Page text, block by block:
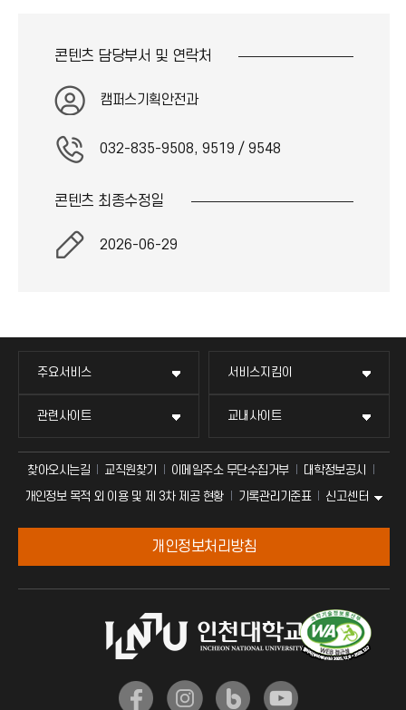
콘텐츠 담당부서 및 연락처
캠퍼스기획안전과
032-835-9508, 9519 / 9548
콘텐츠 최종수정일
2026-06-29
주요서비스 서비스지킴이
관련사이트 교내사이트
찾아오시는길 교직원찾기 이메일주소 무단수집거부
대학정보공시
개인정보 목적 외 이용 및 제 3차 제공 현황
기록관리기준표 신고센터
개인정보처리방침